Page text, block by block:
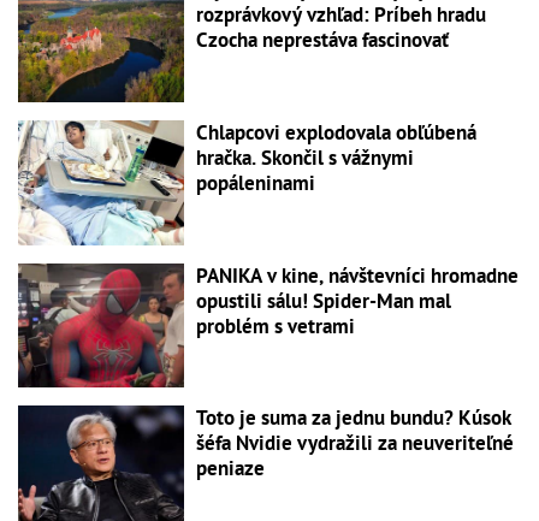
rozprávkový vzhľad: Príbeh hradu
Czocha neprestáva fascinovať
Chlapcovi explodovala obľúbená
hračka. Skončil s vážnymi
popáleninami
PANIKA v kine, návštevníci hromadne
opustili sálu! Spider-Man mal
problém s vetrami
Toto je suma za jednu bundu? Kúsok
šéfa Nvidie vydražili za neuveriteľné
peniaze